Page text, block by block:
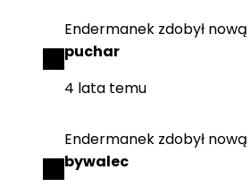
Endermanek zdobył nową
puchar
4 lata temu
Endermanek zdobył nową
bywalec